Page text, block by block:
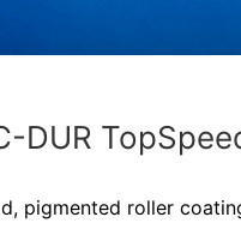
DUR
pigmented roller